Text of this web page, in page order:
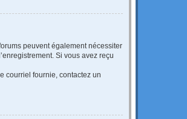
peuvent également nécessiter
Si vous avez reçu
courriel fournie, contactez un